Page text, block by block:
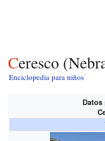
Ceresco
Enciclopedia para niños